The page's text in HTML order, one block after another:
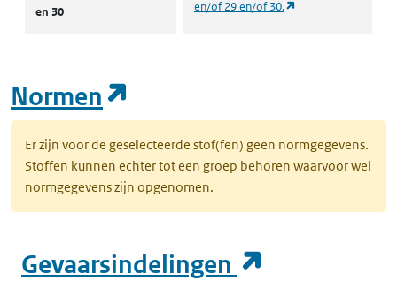
en 30 en/of 29 en/of 30.
Normen
Er zijn voor de geselecteerde stof(fen) geen normgegevens.
Stoffen kunnen echter tot een groep behoren waarvoor wel
normgegevens zijn opgenomen.
Gevaarsindelingen